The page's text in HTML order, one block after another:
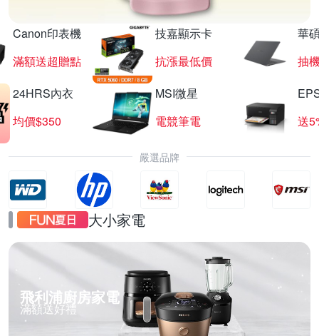
Canon印表機
滿額送超贈點
技嘉顯示卡
抗漲最低價
華
抽
24HRS內衣
均價$350
MSI微星
電競筆電
送
嚴選品牌
大小家電
飛利浦廚房家電
滿額送好禮